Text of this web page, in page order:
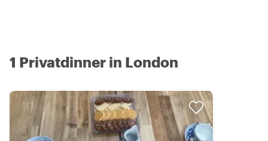
1 Privatdinner in London